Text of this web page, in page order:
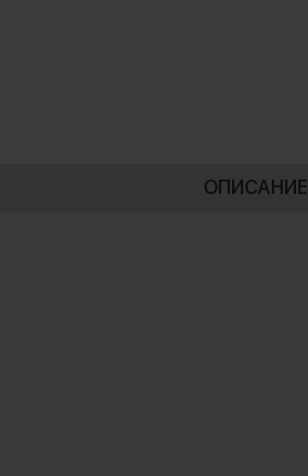
ОПИСАНИЕ